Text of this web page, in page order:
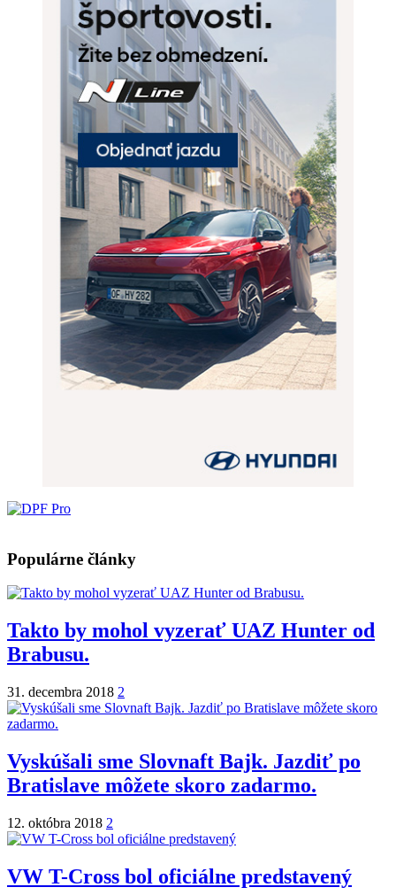
Populárne články
Takto by mohol vyzerať UAZ Hunter od
Brabusu.
31. decembra 2018 2
Vyskúšali sme Slovnaft Bajk. Jazdiť po
Bratislave môžete skoro zadarmo.
12. októbra 2018 2
VW T-Cross bol oficiálne predstavený